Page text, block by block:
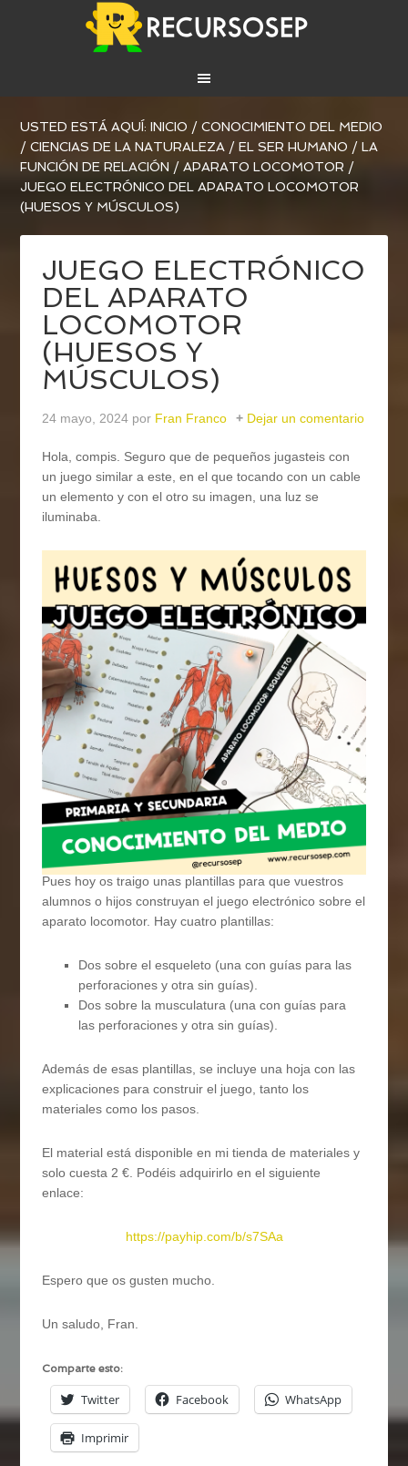
USTED ESTÁ AQUÍ:INICIO / CONOCIMIENTO DEL MEDIO
/ CIENCIAS DE LA NATURALEZA / EL SER HUMANO / LA
FUNCIÓN DE RELACIÓN / APARATO LOCOMOTOR /
JUEGO ELECTRÓNICO DEL APARATO LOCOMOTOR
(HUESOS Y MÚSCULOS)
JUEGO ELECTRÓNICO
DEL APARATO
LOCOMOTOR
(HUESOS Y
MÚSCULOS)
24 mayo, 2024 por Fran Franco Dejar un comentario
Hola, compis. Seguro que de pequeños jugasteis con
un juego similar a este, en el que tocando con un cable
un elemento y con el otro su imagen, una luz se
iluminaba.
Pues hoy os traigo unas plantillas para que vuestros
alumnos o hijos construyan el juego electrónico sobre el
aparato locomotor. Hay cuatro plantillas:
Dos sobre el esqueleto (una con guías para las
perforaciones y otra sin guías).
Dos sobre la musculatura (una con guías para
las perforaciones y otra sin guías).
Además de esas plantillas, se incluye una hoja con las
explicaciones para construir el juego, tanto los
materiales como los pasos.
El material está disponible en mi tienda de materiales y
solo cuesta 2 €. Podéis adquirirlo en el siguiente
enlace:
https://payhip.com/b/s7SAa
Espero que os gusten mucho.
Un saludo, Fran.
Comparte esto:
Twitter Facebook WhatsApp
Imprimir